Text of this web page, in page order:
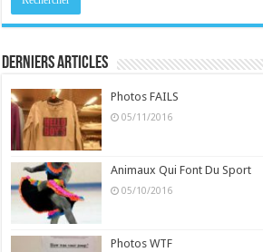
Derniers Articles
Photos FAILS
05/11/2016
Animaux Qui Font Du Sport
05/10/2016
Photos WTF